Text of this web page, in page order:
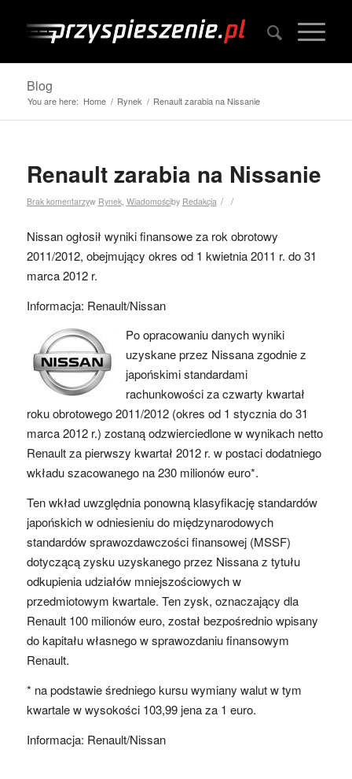
Blog
You are here: Home / Rynek / Renault zarabia na Nissanie
Renault zarabia na Nissanie
Brak komentarzy /
w Rynek, Wiadomości /
by Redakcja
Nissan ogłosił wyniki finansowe za rok obrotowy
2011/2012, obejmujący okres od 1 kwietnia 2011 r. do 31
marca 2012 r.
Informacja: Renault/Nissan
Po opracowaniu danych wyniki
uzyskane przez Nissana zgodnie z
japońskimi standardami
rachunkowości za czwarty kwartał
roku obrotowego 2011/2012 (okres od 1 stycznia do 31
marca 2012 r.) zostaną odzwierciedlone w wynikach netto
Renault za pierwszy kwartał 2012 r. w postaci dodatniego
wkładu szacowanego na 230 milionów euro*.
Ten wkład uwzględnia ponowną klasyfikację standardów
japońskich w odniesieniu do międzynarodowych
standardów sprawozdawczości finansowej (MSSF)
dotyczącą zysku uzyskanego przez Nissana z tytułu
odkupienia udziałów mniejszościowych w
przedmiotowym kwartale. Ten zysk, oznaczający dla
Renault 100 milionów euro, został bezpośrednio wpisany
do kapitału własnego w sprawozdaniu finansowym
Renault.
* na podstawie średniego kursu wymiany walut w tym
kwartale w wysokości 103,99 jena za 1 euro.
Informacja: Renault/Nissan